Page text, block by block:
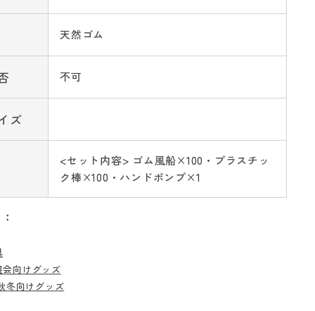
天然ゴム
不可
ズ
<セット内容> ゴム風船×100・プラスチッ
ク棒×100・ハンドポンプ×1
向けグッズ
冬向けグッズ